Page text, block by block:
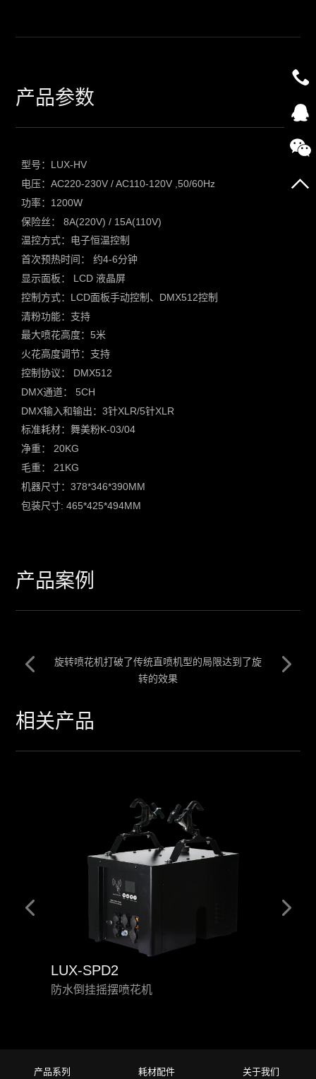
产品参数
型号：LUX-HV
电压：AC220-230V / AC110-120V ,50/60Hz
功率：1200W
保险丝： 8A(220V) / 15A(110V)
温控方式：电子恒温控制
首次预热时间： 约4-6分钟
显示面板： LCD 液晶屏
控制方式：LCD面板手动控制、DMX512控制
清粉功能：支持
最大喷花高度：5米
火花高度调节：支持
控制协议： DMX512
DMX通道： 5CH
DMX输入和输出：3针XLR/5针XLR
标准耗材：舞美粉K-03/04
净重： 20KG
毛重： 21KG
机器尺寸：378*346*390MM
包装尺寸: 465*425*494MM
产品案例
旋转喷花机打破了传统直喷机型的局限达到了旋
转的效果
相关产品
LUX-SPD2
防水倒挂摇摆喷花机
产品系列 耗材配件 关于我们